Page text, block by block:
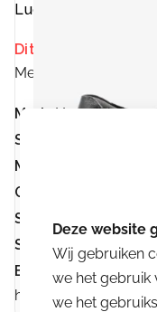
Lucia Black Patent
Dit product is
Merk:
Merk:
Xsensible
Sluiting:
Materiaal:
Geschikt voor
Stevigheid loopzool:
Stevige
Buigpunt ter
hoogte van de tenen
Wij gebruiken
we het gebruik
we het